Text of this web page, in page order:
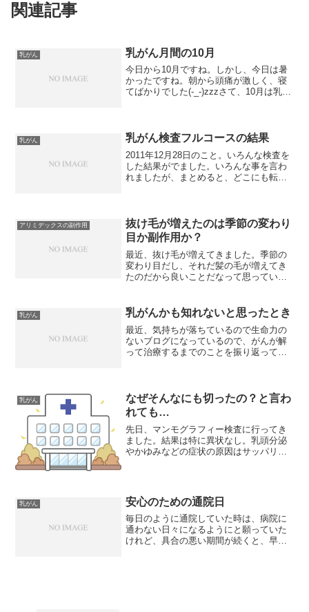
関連記事
乳がん 乳がん月間の10月
今日から10月ですね。しかし、今日は暑
かったですね。朝から頭痛が激しく、寝
てばかりでした(-_-)zzzさて、10月は乳が
動がありま...
乳がん 乳がん検査フルコースの結果
2011年12月28日のこと。いろんな検査を
した結果がでました。いろんな事を言わ
れましたが、まとめると、どこにも転移
のが一番いいとの...
アリミデックスの副作用
抜け毛が増えたのは季節の変わり
目か副作用か？
最近、抜け毛が増えてきました。季節の
変わり目だし、それだ髪の毛が増えてき
たのだから良いことだなって思っていた
の抗がん剤治療中の脱毛の始まりを思い
起こさせます。以前、コメ...
乳がん 乳がんかも知れないと思ったとき
最近、気持ちが落ちているので生命力の
ないブログになっているので、がんが解
って治療するまでのことを振り返ってみ
しゃったら、「また？」っ...
乳がん
なぜそんなにも切ったの？と言わ
れても…
先日、マンモグラフィー検査に行ってき
ました。結果は特に異状なし。乳頭分泌
やかゆみなどの症状の原因はサッパリ分
から説明して良いのか分か...
乳がん 安心のための通院日
毎日のように通院していた時は、病院に
通わない日々になるようにと願っていた
けれど、具合の悪い期間が続くと、早く